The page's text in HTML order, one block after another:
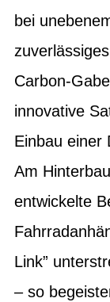
bei
Carbon-
innovative
Einbau einer
Am
entwickelte
Link”
– so